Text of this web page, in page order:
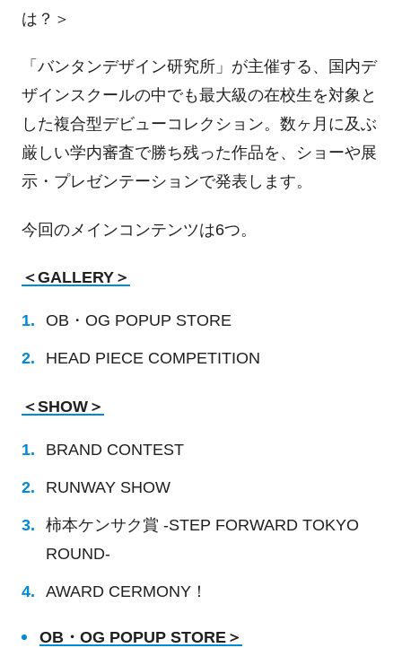
は？＞
「バンタンデザイン研究所」が主催する、国内デ
ザインスクールの中でも最大級の在校生を対象と
した複合型デビューコレクション。数ヶ月に及ぶ
厳しい学内審査で勝ち残った作品を、ショーや展
示・プレゼンテーションで発表します。
今回のメインコンテンツは6つ。
＜GALLERY＞
OB・ OG POPUP STORE
HEAD PIECE COMPETITION
＜SHOW＞
BRAND CONTEST
RUNWAY SHOW
柿本ケンサク賞 -STEP FORWARD TOKYO
ROUND-
AWARD CERMONY！
OB・ OG POPUP STORE＞